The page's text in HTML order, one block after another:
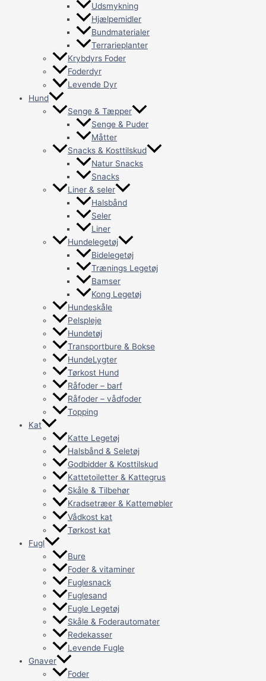
Udsmykning
Hjælpemidler
Bundmaterialer
Terrarieplanter
Krybdyrs Foder
Foderdyr
Levende Dyr
Hund
Senge & Tæpper
Senge & Puder
Måtter
Snacks & Kosttilskud
Natur Snacks
Snacks
Liner & seler
Halsbånd
Seler
Liner
Hundelegetøj
Bidelegetøj
Trænings Legetøj
Bamser
Kong Legetøj
Hundeskåle
Pelspleje
Hundetøj
Transportbure & Bokse
HundeLygter
Tørkost Hund
Råfoder – barf
Råfoder – vådfoder
Topping
Kat
Katte Legetøj
Halsbånd & Seletøj
Godbidder & Kosttilskud
Kattetoiletter & Kattegrus
Skåle & Tilbehør
Kradsetræer & Kattemøbler
Vådkost kat
Tørkost kat
Fugl
Bure
Foder & vitaminer
Fuglesnack
Fuglesand
Fugle Legetøj
Skåle & Foderautomater
Redekasser
Levende Fugle
Gnaver
Foder